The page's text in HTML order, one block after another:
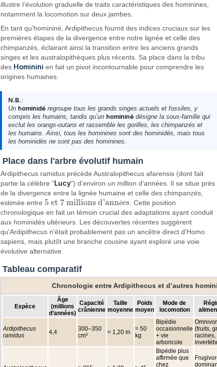
illustre l’évolution graduelle de traits caractéristiques des hominines,
notamment la locomotion sur deux jambes.
En tant qu’homininé, Ardipithecus fournit des indices cruciaux sur les
premières étapes de la divergence entre notre lignée et celle des
chimpanzés, éclairant ainsi la transition entre les anciens grands
singes et les australopithèques plus récents. Sa place dans la tribu
des Hominini en fait un pivot incontournable pour comprendre les
origines humaines.
N.B.:
Un hominidéregroupe tous les grands singes actuels et fossiles, y
compris les humains, tandis qu’un homininédésigne la sous-famille qui
exclut les orangs-outans et rassemble les gorilles, les chimpanzés et
les humains. Ainsi, tous les hominines sont des hominidés, mais tous
les hominidés ne sont pas des hominines.
Place dans l'arbre évolutif humain
Ardipithecus ramidus précède Australopithecus afarensis (dont fait
partie la célèbre "Lucy") d'environ un million d'années. Il se situe près
de la divergence entre la lignée humaine et celle des chimpanzés,
estimée entre 5 et 7millions d'années
5 et 7millions d'années
. Cette position
chronologique en fait un témoin crucial des adaptations ayant conduit
aux hominidés ultérieurs. Les découvertes récentes suggèrent
qu'Ardipithecus n'était probablement pas un ancêtre direct d'Homo
sapiens, mais plutôt une branche cousine ayant exploré une voie
évolutive alternative.
Tableau comparatif
Chronologie entre Ardipithecus et d’autres
Espèce
Âge
(millions
d’années)
Capacité
crânienne
Taille
moyenne
Poids
moyen
Mode de
locomotion
Ardipithecus
ramidus
4,4
300–350
cm³
≈ 1,20 m
≈ 50
kg
Bipédie
occasionnelle
+ vie
arboricole
(fruits,
racines,
Bipédie plus
affirmée que
chez